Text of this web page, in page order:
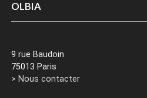
OLBIA
9 rue Baudoin
75013 Paris
> Nous contacter